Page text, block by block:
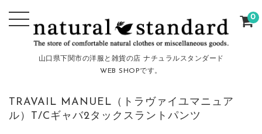
山口県下関市の洋服と雑貨の店 ナチュラルスタンダード
WEB SHOPです。
0
TRAVAIL MANUEL（トラヴァイユマニュア
ル）T/Cギャバ2タックスラントパンツ